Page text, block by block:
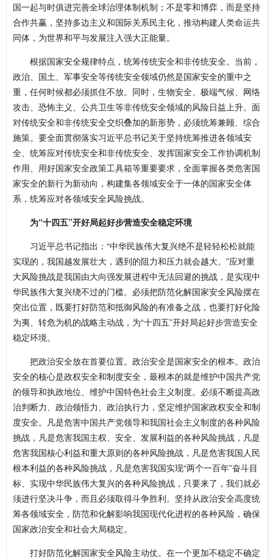
国一起与时俱进完善全球治理体制机制；不是零和博弈，而是坚持
合作共赢，坚持多边主义和国际关系民主化，推动构建人类命运共
同体，为世界和平与发展注入强大正能量。
根据国家安全规律特点，统筹传统安全和非传统安全。当前，
政治、国土、军事安全等传统安全领域仍然是国家安全的重中之
重，任何时候都必须抓住不放。同时，生物安全、极端气候、网络
攻击、恐怖主义、公共卫生等非传统安全领域的风险日益上升。面
对传统安全和非传统安全交织叠加的新形势，必须统筹兼顾、综合
施策。要全面贯彻落实习近平总书记关于坚持统筹推进各领域安
全、统筹应对传统安全和非传统安全、发挥国家安全工作协调机制
作用、用好国家安全政策工具箱等重要要求，全面掌握各类危害国
家安全的新行为新动向，构建集各领域安全于一体的国家安全体
系，统筹应对各领域安全风险挑战。
为“十四五”开好局起好步营造安全稳定环境
习近平总书记指出：“中华民族伟大复兴绝不是轻轻松松就能
实现的，我国越发展壮大，遇到的阻力和压力就会越大。”应对重
大风险挑战是我国由大向强发展进程中无法回避的挑战，是实现中
华民族伟大复兴绕不过的门槛。必须把防范化解国家安全风险摆在
突出位置，既要打好防范和抵御风险的有准备之战，也要打好化险
为夷、转危为机的战略主动战，为“十四五”开好局起好步营造安全
稳定环境。
把政治安全放在首要位置。政治安全是国家安全的根本。政治
安全的核心是政权安全和制度安全，最根本的就是维护中国共产党
的领导和执政地位、维护中国特色社会主义制度。必须不断提高政
治判断力、政治领悟力、政治执行力，坚定维护国家政权安全和制
度安全。凡是危害中国共产党领导和我国社会主义制度的各种风险
挑战，凡是危害我国主权、安全、发展利益的各种风险挑战，凡是
危害我国核心利益和重大原则的各种风险挑战，凡是危害我国人民
根本利益的各种风险挑战，凡是危害我国实现“两个一百年”奋斗目
标、实现中华民族伟大复兴的各种风险挑战，只要来了，我们就必
须进行坚决斗争，而且必须取得斗争胜利。坚持从政治安全高度统
筹各领域安全，防范和化解影响我国现代化进程的各种风险，确保
国家政治安全和社会大局稳定。
打好防范化解国家安全风险主动仗。在一个更加不稳定不确定